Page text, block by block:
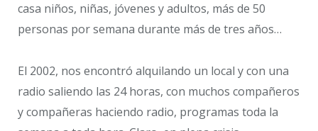
casa niños, niñas, jóvenes y adultos, más de 50
personas por semana durante más de tres años…
El 2002, nos encontró alquilando un local y con una
radio saliendo las 24 horas, con muchos compañeros
y compañeras haciendo radio, programas toda la